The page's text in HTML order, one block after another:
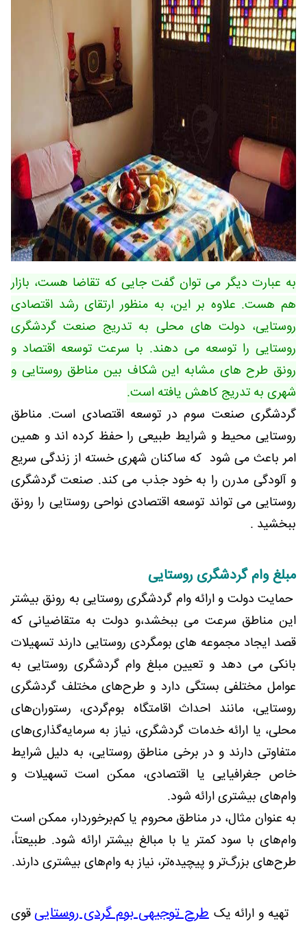
به عبارت دیگر می توان گفت جایی که تقاضا هست، بازار
هم هست. علاوه بر این، به منظور ارتقای رشد اقتصادی
روستایی، دولت های محلی به تدریج صنعت گردشگری
روستایی را توسعه می دهند. با سرعت توسعه اقتصاد و
رونق طرح های مشابه این شکاف بین مناطق روستایی و
شهری به تدریج کاهش یافته است.
گردشگری صنعت سوم در توسعه اقتصادی است. مناطق
روستایی محیط و شرایط طبیعی را حفظ کرده اند و همین
امر باعث می شود که ساکنان شهری خسته از زندگی سریع
و آلودگی مدرن را به خود جذب می کند. صنعت گردشگری
روستایی می تواند توسعه اقتصادی نواحی روستایی را رونق
ببخشید .
مبلغ وام گردشگری روستایی
حمایت دولت و ارائه وام گردشگری روستایی به رونق بیشتر
این مناطق سرعت می ببخشد،و دولت به متقاضیانی که
قصد ایجاد مجموعه های بومگردی روستایی دارند تسهیلات
بانکی می دهد و تعیین مبلغ وام گردشگری روستایی به
عوامل مختلفی بستگی دارد و طرح‌های مختلف گردشگری
روستایی، مانند احداث اقامتگاه بوم‌گردی، رستوران‌های
محلی، یا ارائه خدمات گردشگری، نیاز به سرمایه‌گذاری‌های
متفاوتی دارند و در برخی مناطق روستایی، به دلیل شرایط
خاص جغرافیایی یا اقتصادی، ممکن است تسهیلات و
وام‌های بیشتری ارائه شود.
به عنوان مثال، در مناطق محروم یا کم‌برخوردار، ممکن است
وام‌های با سود کمتر یا با مبالغ بیشتر ارائه شود. طبیعتاً،
طرح‌های بزرگ‌تر و پیچیده‌تر، نیاز به وام‌های بیشتری دارند.
تهیه و ارائه یک طرح توجیهی بوم گردی روستاییقوی